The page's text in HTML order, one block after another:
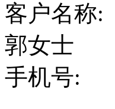
客户名称:
郭女士
手机号: